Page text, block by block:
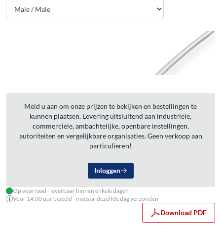
Meld u aan om onze prijzen te bekijken en bestellingen te
kunnen plaatsen. Levering uitsluitend aan industriële,
commerciële, ambachtelijke, openbare instellingen,
autoriteiten en vergelijkbare organisaties. Geen verkoop aan
particulieren!
Inloggen
Op voorraad - leverbaar binnen enkele dagen
Voor 14.00 uur besteld - meestal dezelfde dag verzonden
Download PDF